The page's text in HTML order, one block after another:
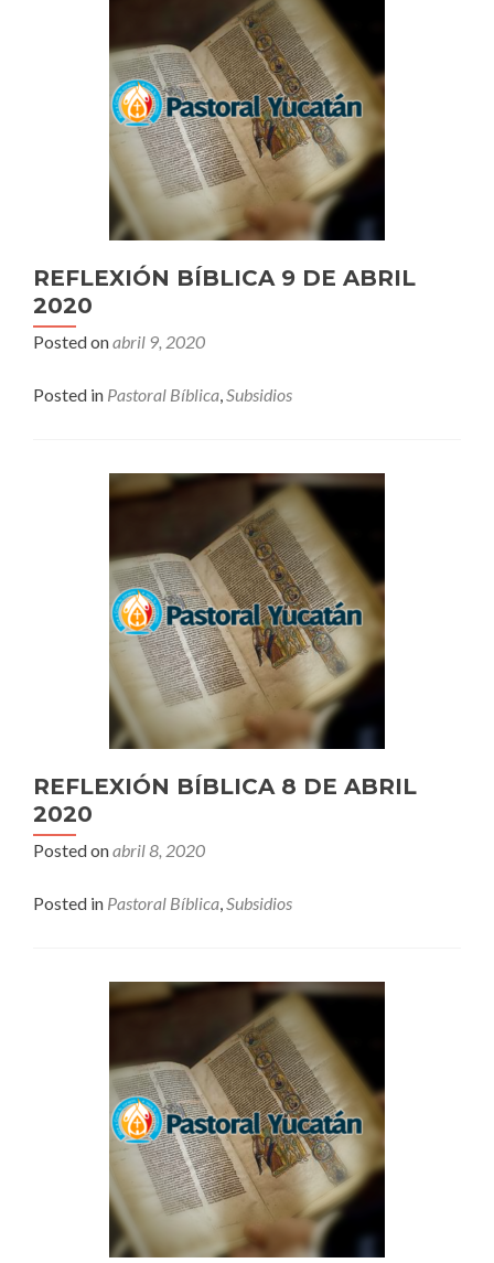
REFLEXIÓN BÍBLICA 9 DE ABRIL
2020
Posted onabril 9, 2020
Posted in Pastoral Bíblica,Subsidios
REFLEXIÓN BÍBLICA 8 DE ABRIL
2020
Posted onabril 8, 2020
Posted in Pastoral Bíblica,Subsidios